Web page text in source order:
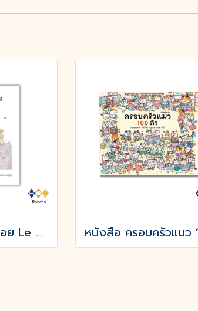
หนังสือ เจ้าชายน้อย Le Petit Prince